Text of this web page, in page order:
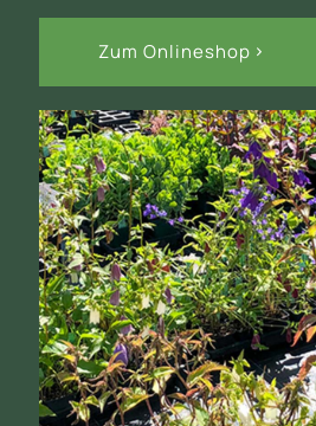
Zum Onlineshop